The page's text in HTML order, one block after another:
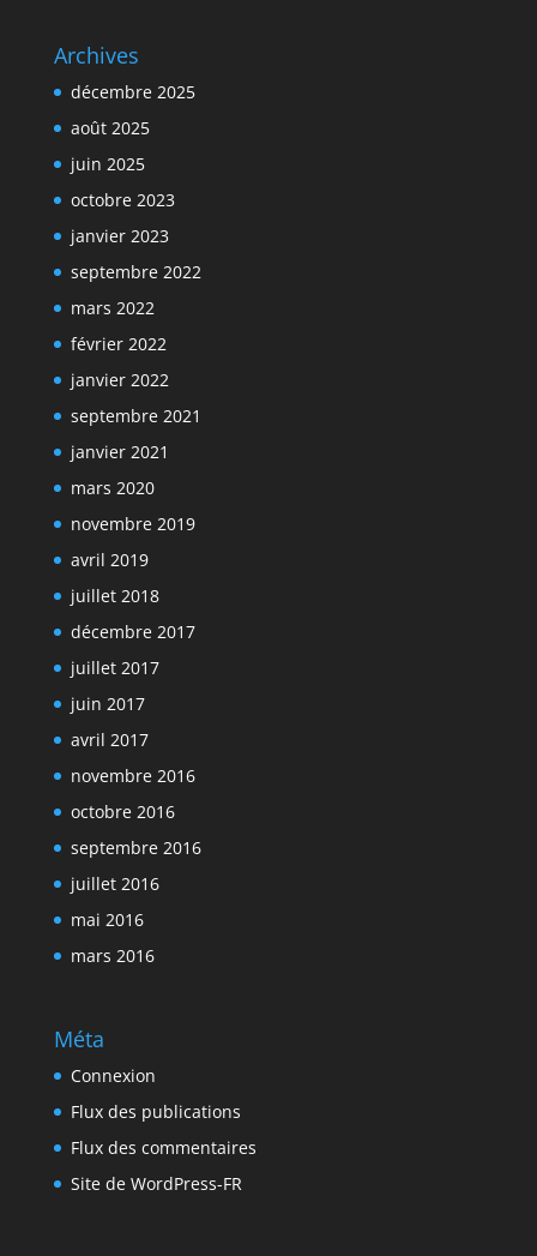
Archives
décembre 2025
août 2025
juin 2025
octobre 2023
janvier 2023
septembre 2022
mars 2022
février 2022
janvier 2022
septembre 2021
janvier 2021
mars 2020
novembre 2019
avril 2019
juillet 2018
décembre 2017
juillet 2017
juin 2017
avril 2017
novembre 2016
octobre 2016
septembre 2016
juillet 2016
mai 2016
mars 2016
Méta
Connexion
Flux des publications
Flux des commentaires
Site de WordPress-FR